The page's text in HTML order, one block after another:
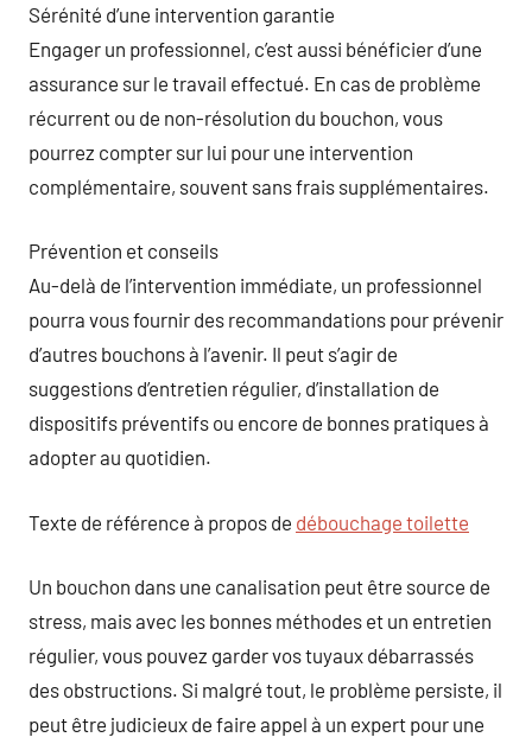
Sérénité d’une intervention garantie
Engager un professionnel, c’est aussi bénéficier d’une
assurance sur le travail effectué. En cas de problème
récurrent ou de non-résolution du bouchon, vous
pourrez compter sur lui pour une intervention
complémentaire, souvent sans frais supplémentaires.
Prévention et conseils
Au-delà de l’intervention immédiate, un professionnel
pourra vous fournir des recommandations pour prévenir
d’autres bouchons à l’avenir. Il peut s’agir de
suggestions d’entretien régulier, d’installation de
dispositifs préventifs ou encore de bonnes pratiques à
adopter au quotidien.
Texte de référence à propos de débouchage toilette
Un bouchon dans une canalisation peut être source de
stress, mais avec les bonnes méthodes et un entretien
régulier, vous pouvez garder vos tuyaux débarrassés
des obstructions. Si malgré tout, le problème persiste, il
peut être judicieux de faire appel à un expert pour une